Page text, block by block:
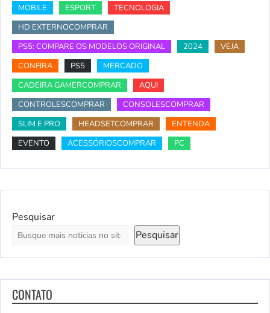
MOBILE ESPORT
TECNOLOGIA
HD EXTERNOCOMPRAR
PS5: COMPARE OS MODELOS ORIGINAL
2024
VEJA
CONFIRA
PS5
MERCADO
CADEIRA GAMERCOMPRAR
AQUI
CONTROLESCOMPRAR
CONSOLESCOMPRAR
SLIM E PRO
HEADSETCOMPRAR
ENTENDA
EVENTO
ACESSÓRIOSCOMPRAR PC
Pesquisar
Pesquisar
CONTATO